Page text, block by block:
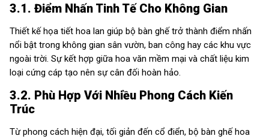
3.1. Điểm Nhấn Tinh Tế Cho Không Gian
Thiết kế họa tiết hoa lan giúp bộ bàn ghế trở thành điểm nhấn
nổi bật trong không gian sân vườn, ban công hay các khu vực
ngoài trời. Sự kết hợp giữa hoa văn mềm mại và chất liệu kim
loại cứng cáp tạo nên sự cân đối hoàn hảo.
3.2. Phù Hợp Với Nhiều Phong Cách Kiến
Trúc
Từ phong cách hiện đại, tối giản đến cổ điển, bộ bàn ghế hoa